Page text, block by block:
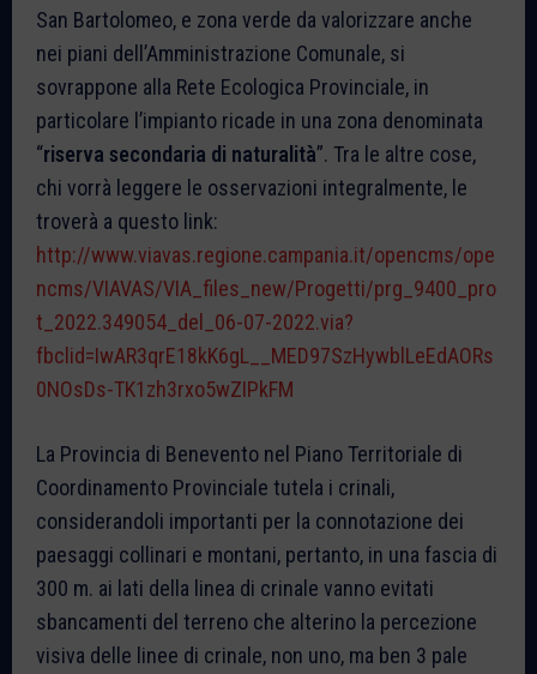
San Bartolomeo, e zona verde da valorizzare anche
nei piani dell’Amministrazione Comunale, si
sovrappone alla Rete Ecologica Provinciale, in
particolare l’impianto ricade in una zona denominata
“riserva secondaria di naturalità”. Tra le altre cose,
chi vorrà leggere le osservazioni integralmente, le
troverà a questo link:
http://www.viavas.regione.campania.it/opencms/ope
ncms/VIAVAS/VIA_files_new/Progetti/prg_9400_pro
t_2022.349054_del_06-07-2022.via?
fbclid=IwAR3qrE18kK6gL__MED97SzHywblLeEdAORs
0NOsDs-TK1zh3rxo5wZIPkFM
La Provincia di Benevento nel Piano Territoriale di
Coordinamento Provinciale tutela i crinali,
considerandoli importanti per la connotazione dei
paesaggi collinari e montani, pertanto, in una fascia di
300 m. ai lati della linea di crinale vanno evitati
sbancamenti del terreno che alterino la percezione
visiva delle linee di crinale, non uno, ma ben 3 pale